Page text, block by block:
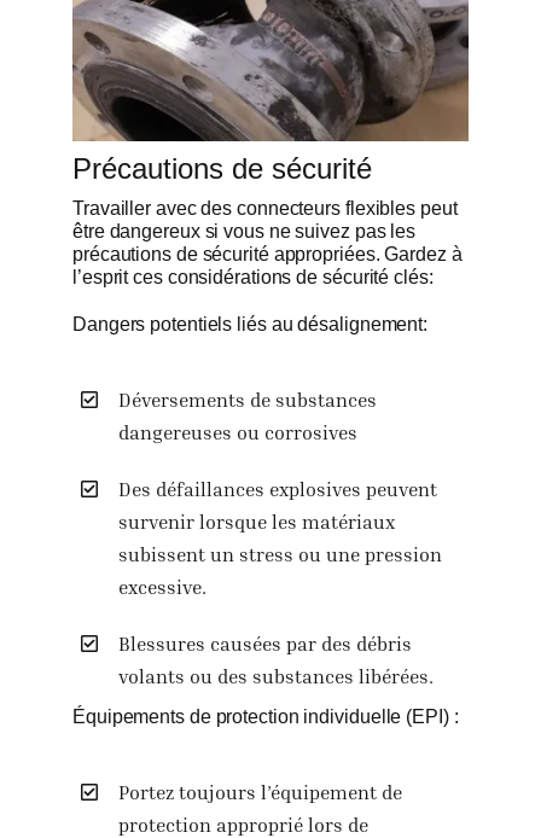
Précautions de sécurité
Travailler avec des connecteurs flexibles peut
être dangereux si vous ne suivez pas les
précautions de sécurité appropriées. Gardez à
l’esprit ces considérations de sécurité clés:
Dangers potentiels liés au désalignement:
Déversements de substances
dangereuses ou corrosives
Des défaillances explosives peuvent
survenir lorsque les matériaux
subissent un stress ou une pression
excessive.
Blessures causées par des débris
volants ou des substances libérées.
Équipements de protection individuelle (EPI) :
Portez toujours l’équipement de
protection approprié lors de